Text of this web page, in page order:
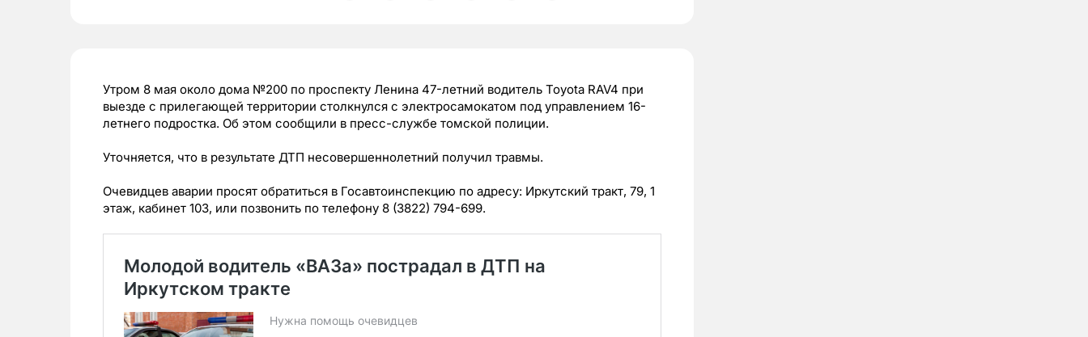
Утром 8 мая около дома №200 по проспекту Ленина 47-летний водитель Toyota RAV4 при
выезде с прилегающей территории столкнулся с электросамокатом под управлением 16-
летнего подростка. Об этом сообщили в пресс-службе томской полиции.
Уточняется, что в результате ДТП несовершеннолетний получил травмы.
Очевидцев аварии просят обратиться в Госавтоинспекцию по адресу: Иркутский тракт, 79, 1
этаж, кабинет 103, или позвонить по телефону 8 (3822) 794-699.